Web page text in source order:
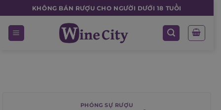
to
content
KHÔNG BÁN RƯỢU CHO NGƯỜI DƯỚI 18 TUỔI
PHÓNG SỰ RƯỢU